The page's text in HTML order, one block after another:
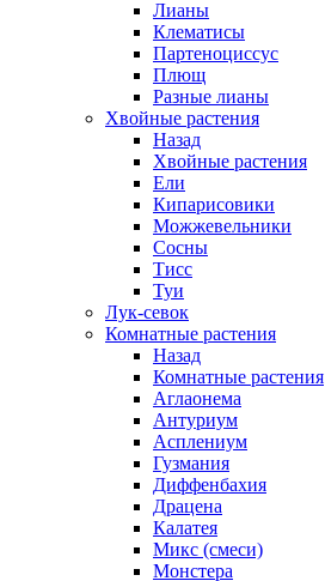
Лианы
Клематисы
Партеноциссус
Плющ
Разные лианы
Хвойные растения
Назад
Хвойные растения
Ели
Кипарисовики
Можжевельники
Сосны
Тисс
Туи
Лук-севок
Комнатные растения
Назад
Комнатные растения
Аглаонема
Антуриум
Асплениум
Гузмания
Диффенбахия
Драцена
Калатея
Микс (смеси)
Монстера